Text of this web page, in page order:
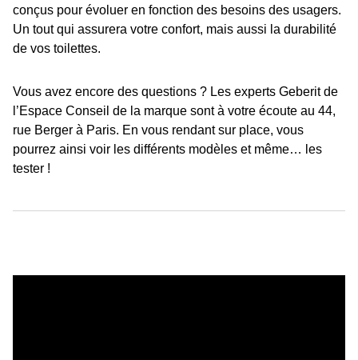
conçus pour évoluer en fonction des besoins des usagers.
Un tout qui assurera votre confort, mais aussi la durabilité
de vos toilettes.
Vous avez encore des questions ? Les experts Geberit de
l’Espace Conseil de la marque sont à votre écoute au 44,
rue Berger à Paris. En vous rendant sur place, vous
pourrez ainsi voir les différents modèles et même… les
tester !